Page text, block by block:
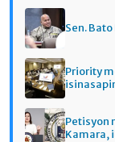
Sen.
Priority
Petisyon
Kamara,